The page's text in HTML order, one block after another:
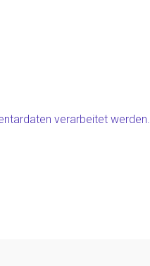
verarbeitet werden.